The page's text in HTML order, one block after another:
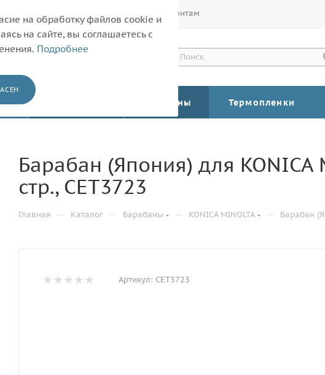
Корпоративным клиентам
Барабаны Термопленки
Барабан (Япония) для KONICA
стр., CET3723
Главная — Каталог — Барабаны — KONICA MINOLTA — Барабан
Артикул: CET3723
на обработку файлов cookie и
на сайте, вы соглашаетесь с
Подробнее